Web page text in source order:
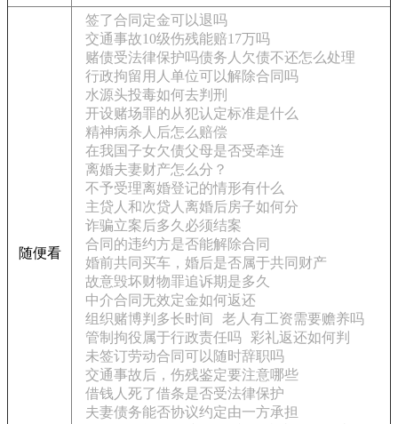
随便看
签了合同定金可以退吗
交通事故10级伤残能赔17万吗
赌债受法律保护吗债务人欠债不还怎么处理
行政拘留用人单位可以解除合同吗
水源头投毒如何去判刑
开设赌场罪的从犯认定标准是什么
精神病杀人后怎么赔偿
在我国子女欠债父母是否受牵连
离婚夫妻财产怎么分？
不予受理离婚登记的情形有什么
主贷人和次贷人离婚后房子如何分
诈骗立案后多久必须结案
合同的违约方是否能解除合同
婚前共同买车，婚后是否属于共同财产
故意毁坏财物罪追诉期是多久
中介合同无效定金如何返还
组织赌博判多长时间
老人有工资需要赡养吗
管制拘役属于行政责任吗
彩礼返还如何判
未签订劳动合同可以随时辞职吗
交通事故后，伤残鉴定要注意哪些
借钱人死了借条是否受法律保护
夫妻债务能否协议约定由一方承担